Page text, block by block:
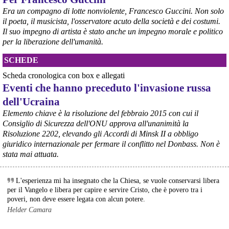
@peacelink
8/8/2026 9:16
Era un compagno di lotte nonviolente, Francesco Guccini. Non solo
il poeta, il musicista, l'osservatore acuto della società e dei costumi.
Il suo impegno di artista è stato anche un impegno morale e politico
per la liberazione dell'umanità.
SCHEDE
Scheda cronologica con box e allegati
Eventi che hanno preceduto l'invasione russa
dell'Ucraina
Elemento chiave è la risoluzione del febbraio 2015 con cui il
Consiglio di Sicurezza dell'ONU approva all'unanimità la
Risoluzione 2202, elevando gli Accordi di Minsk II a obbligo
giuridico internazionale per fermare il conflitto nel Donbass. Non è
stata mai attuata.
L'esperienza mi ha insegnato che la Chiesa, se vuole conservarsi libera
per il Vangelo e libera per capire e servire Cristo, che è povero tra i
poveri, non deve essere legata con alcun potere.
Helder Camara